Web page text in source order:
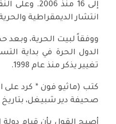
إلى 16 منذ
انتشار الديمقراطية
ووفقاً لبيت الحرية، وبعد
الدول الحرة في بداية
تغيير يذكر منذ عام 1998.
كتب (ماثيو فون * كرد على
صحيفة دير شبيغل، بتاريخ 9 أكتوبر 2014).